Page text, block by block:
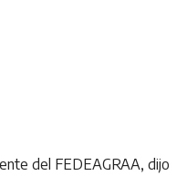
del FEDEAGRAA, dijo